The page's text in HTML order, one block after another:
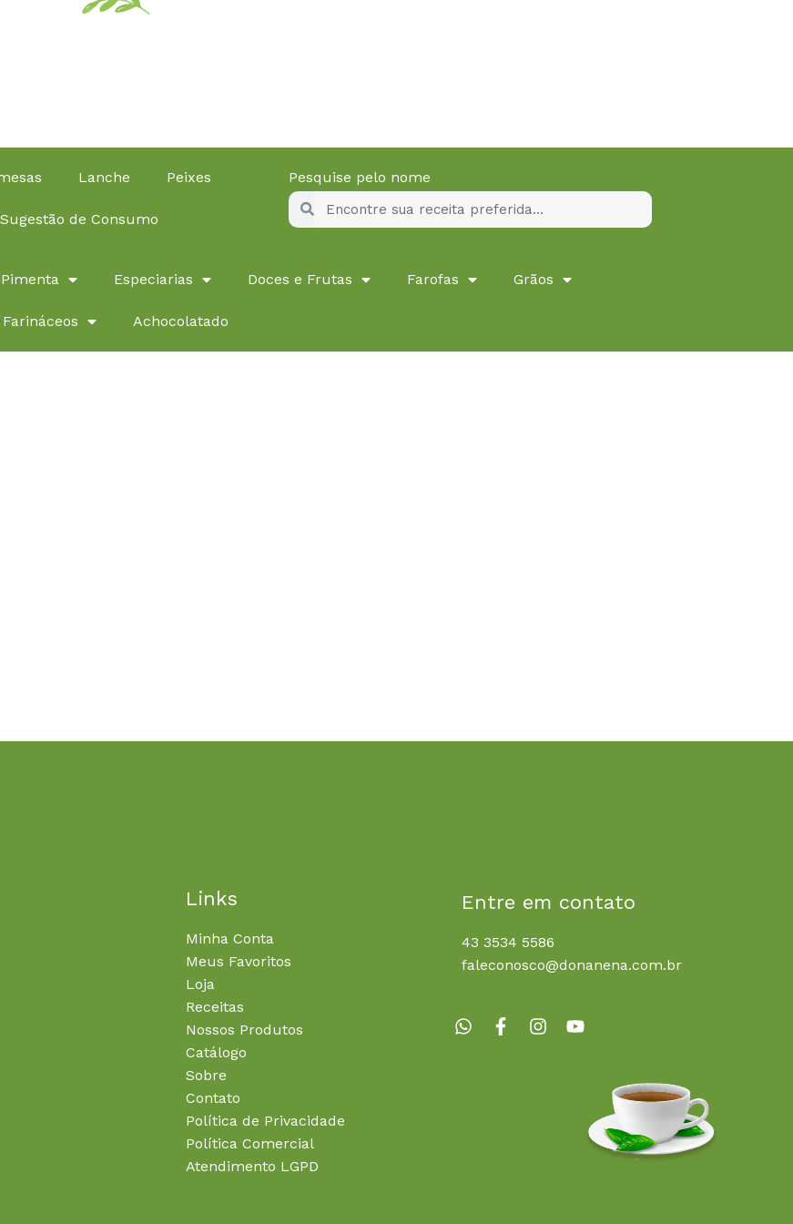
Lanche Peixes
Sugestão de Consumo
Pesquise pelo nome
Pesquisar
Pesquisar
Especiarias Doces e Frutas Farofas Grãos
Farináceos Achocolatado
Links
Minha Conta
Meus Favoritos
Loja
Receitas
Nossos Produtos
Catálogo
Sobre
Contato
Política de Privacidade
Política Comercial
Atendimento LGPD
Entre em contato
43 3534 5586
faleconosco@donanena.com.br